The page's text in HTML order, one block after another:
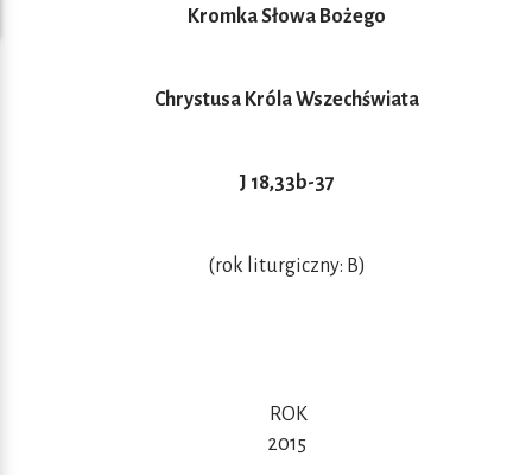
Kromka Słowa Bożego
Chrystusa Króla Wszechświata
J 18,33b-37
(rok liturgiczny: B)
ROK
2015